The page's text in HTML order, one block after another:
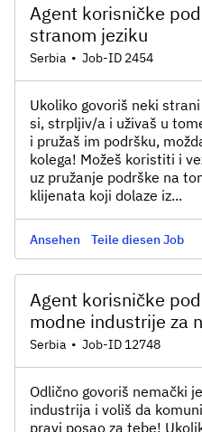
Agent korisničke
stranom jeziku
Serbia • Job-ID 2454
Ukoliko govoriš neki
si, strpljiv/a i uživaš u
i pružaš im podršku,
kolega! Možeš koristiti i
uz pružanje podrške na
klijenata koji dolaze iz...
Ansehen Teile diesen Job
Agent korisničke
modne industrije za
Serbia • Job-ID 12748
Odlično govoriš nemački
industrija i voliš da
pravi posao za tebe!